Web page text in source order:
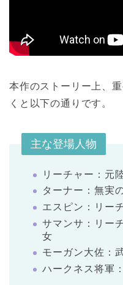
本作のストーリー上、
くと以下の通りです。
主な登場人物
リーチャー：元
ターナー：無実
エスピン：リー
サマンサ：リー
女
モーガン大佐：
ハークネス将軍